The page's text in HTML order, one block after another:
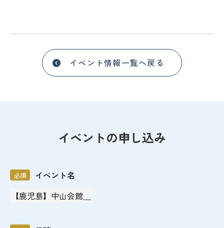
イベント情報一覧へ戻る
イベントの申し込み
イベント名
必須